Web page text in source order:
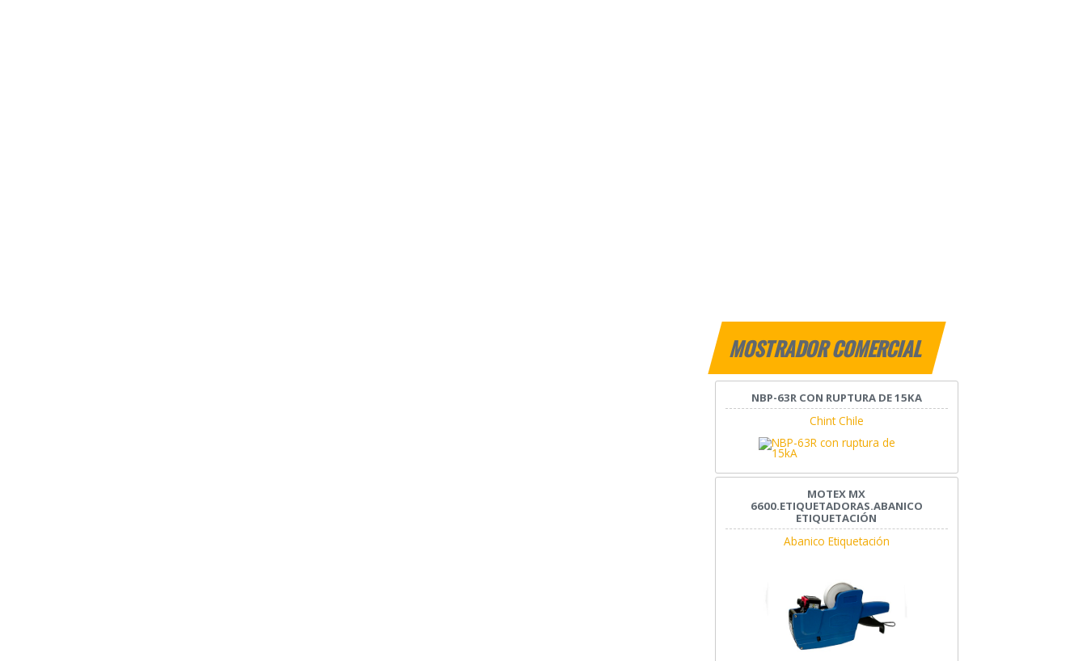
MOSTRADOR COMERCIAL
NBP-63R CON RUPTURA DE 15KA
Chint Chile
MOTEX MX
6600.ETIQUETADORAS.ABANICO
ETIQUETACIÓN
Abanico Etiquetación